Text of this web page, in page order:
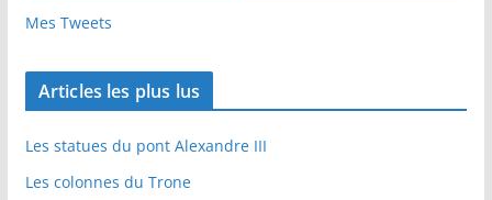
Mes Tweets
Articles les plus lus
Les statues du pont Alexandre III
Les colonnes du Trone